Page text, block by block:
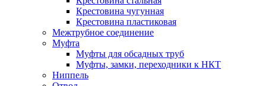
Крестовина чугунная
Крестовина пластиковая
Межтрубное соединение
Муфта
Муфты для обсадных труб
Муфты, замки, переходники к НКТ
Ниппель